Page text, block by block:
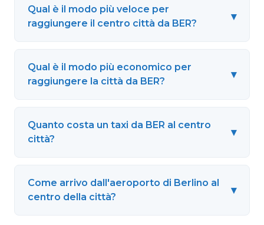
Qual è il modo più veloce per
raggiungere il centro città da BER?
▾
Qual è il modo più economico per
raggiungere la città da BER?
▾
Quanto costa un taxi da BER al centro
città?
▾
Come arrivo dall'aeroporto di Berlino al
centro della città?
▾